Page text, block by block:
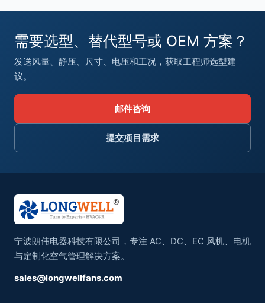
需要选型、替代型号或 OEM 方案？
发送风量、静压、尺寸、电压和工况，获取工程师选型建
议。
邮件咨询
提交项目需求
宁波朗伟电器科技有限公司，专注 AC、DC、EC 风机、电机
与定制化空气管理解决方案。
sales@longwellfans.com